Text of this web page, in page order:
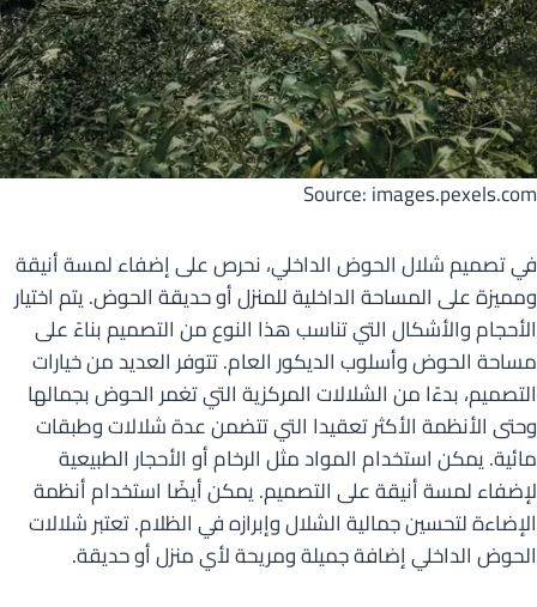
Source: images.pexels.com
في تصميم شلال الحوض الداخلي، نحرص على إضفاء لمسة أنيقة
ومميزة على المساحة الداخلية للمنزل أو حديقة الحوض. يتم اختيار
الأحجام والأشكال التي تناسب هذا النوع من التصميم بناءً على
مساحة الحوض وأسلوب الديكور العام. تتوفر العديد من خيارات
التصميم، بدءًا من الشلالات المركزية التي تغمر الحوض بجمالها
وحتى الأنظمة الأكثر تعقيدا التي تتضمن عدة شلالات وطبقات
مائية. يمكن استخدام المواد مثل الرخام أو الأحجار الطبيعية
لإضفاء لمسة أنيقة على التصميم. يمكن أيضًا استخدام أنظمة
الإضاءة لتحسين جمالية الشلال وإبرازه في الظلام. تعتبر شلالات
الحوض الداخلي إضافة جميلة ومريحة لأي منزل أو حديقة.